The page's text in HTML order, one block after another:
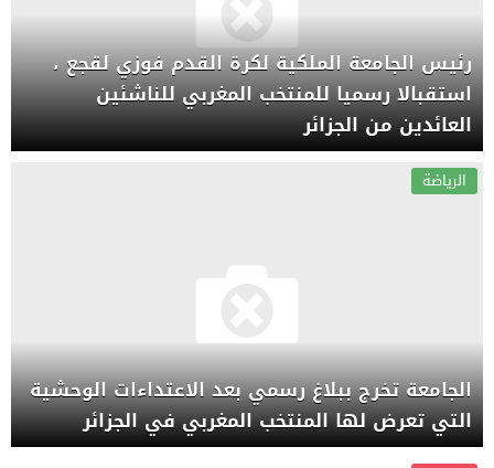
رئيس الجامعة الملكية لكرة القدم فوزي لقجع ،
استقبالا رسميا للمنتخب المغربي للناشئين
العائدين من الجزائر
الرياضة
الجامعة تخرج ببلاغ رسمي بعد الاعتداءات الوحشية
التي تعرض لها المنتخب المغربي في الجزائر